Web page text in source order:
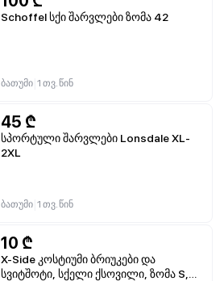
Schoffel სქი შარვლები ზომა 42
ბათუმი 1 თვ. წინ
45 ₾
სპორტული შარვლები Lonsdale XL-
2XL
ბათუმი 1 თვ. წინ
10 ₾
X-Side კოსტიუმი ბრიუკები და
სვიტშოტი, სქელი ქსოვილი, ზომა S,